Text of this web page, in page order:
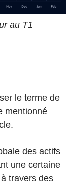
au T1
le terme de
mentionné
des actifs
une certaine
travers des